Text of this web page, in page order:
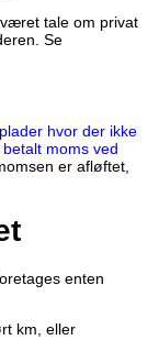
tale om privat
Se
hvor der ikke
moms ved
er afløftet,
enten
km, eller